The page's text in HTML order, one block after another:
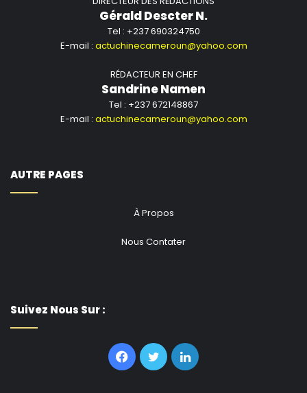
Gérald Descter N.
Tel : +237 690324750
E-mail : actuchinecameroun@yahoo.com
RÉDACTEUR EN CHEF
Sandrine Namen
Tel : +237 672148867
E-mail : actuchinecameroun@yahoo.com
AUTRE PAGES
À Propos
Nous Contater
Suivez Nous Sur :
Facebook
TwitterLinkedin